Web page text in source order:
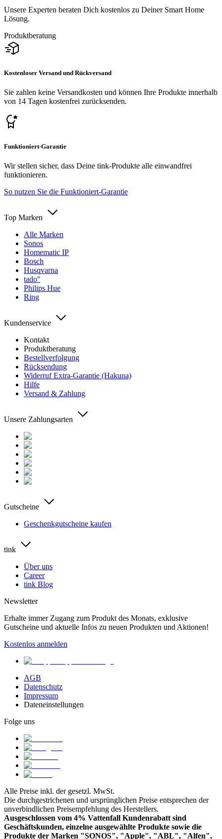
Unsere Experten beraten Dich kostenlos zu Deiner Smart Home
Lösung.
Produktberatung
Kostenloser Versand und Rückversand
Sie zahlen keine Versandkosten und können Ihre Produkte innerhalb
von 14 Tagen kostenfrei zurücksenden.
Funktioniert-Garantie
Wir stellen sicher, dass Deine tink-Produkte alle einwandfrei
funktionieren.
So nutzen Sie die Funktioniert-Garantie
Top Marken
Alle Marken
Sonos
Homematic IP
Bosch
Husqvarna
tado°
Philips Hue
Ring
Kundenservice
Kontakt
Produktberatung
Bestellverfolgung
Rücksendung
Widerruf Extra-Garantie (Hakuna)
Hilfe
Versand & Zahlung
Unsere Zahlungsarten
Gutscheine
Geschenkgutscheine kaufen
tink
Über uns
Career
tink Blog
Newsletter
Erhalte immer Zugang zum Produkt des Monats, exklusive
Gutscheine und aktuelle Infos zu neuen Produkten und Aktionen!
Kostenlos anmelden
AGB
Datenschutz
Impressum
Dateneinstellungen
Folge uns
Alle Preise inkl. der gesetzl. MwSt.
Die durchgestrichenen und ursprünglichen Preise entsprechen der
unverbindlichen Preisempfehlung des Herstellers.
Ausgeschlossen vom 4% Vattenfall Kundenrabatt sind
Geschäftskunden, einzelne ausgewählte Produkte sowie die
Produkte der Marken "SONOS", "Apple", "ABL", "Alfen",